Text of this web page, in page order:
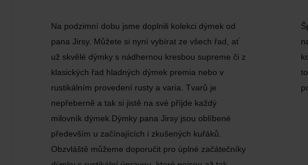
Na podzimní dobu jsme doplnili kolekci dýmek od
pana Jirsy. Můžete si nyní vybírat ze všech řad, ať
už skvělé dýmky s nádhernou kresbou supreme či z
klasických řad hladných dýmek premia nebo v
rustikálním provedení rusty a varia. Tvarů je
nepřeberně a tak si jistě na své příjde každý
milovník dýmek.Dýmky pana Jirsy jsou oblíbené
především u začínajících i zkušených kuřáků.
Obzvláště můžeme doporučit pro úplné začátečníky